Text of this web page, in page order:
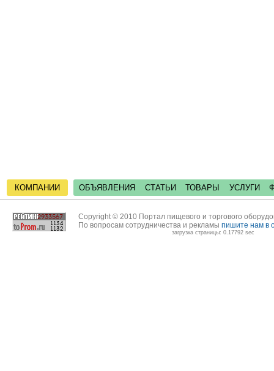
КОМПАНИИ ОБЪЯВЛЕНИЯ СТАТЬИ ТОВАРЫ УСЛУГИ
Copyright © 2010 Портал пищевого и торгового
По вопросам сотрудничества и рекламы пишите нам в
загрузка страницы: 0.17792 sec